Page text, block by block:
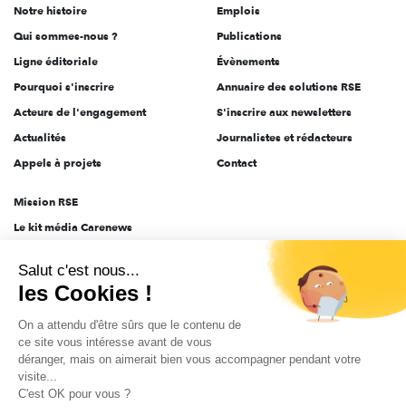
l'engagement
Notre histoire
Qui sommes-nous ?
Ligne éditoriale
Pourquoi s'inscrire
Acteurs de l'engagement
Actualités
Appels à projets
Emplois
Publications
Évènements
Annuaire des solutions RSE
S'inscrire aux newsletters
Journalistes et rédacteurs
Contact
Mission RSE
Le kit média Carenews
AEF info
Novethic
PRODURABLE
Inclusiv Day
Salut c'est nous...
les Cookies !
On a attendu d'être sûrs que le contenu de
ce site vous intéresse avant de vous
déranger, mais on aimerait bien vous accompagner pendant votre
visite...
C'est OK pour vous ?